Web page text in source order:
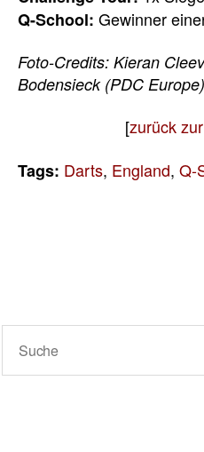
Q-School: Gewinner
Foto-Credits: Kieran
Bodensieck (PDC Europe)
[zurück
Tags: Darts, England, Q-